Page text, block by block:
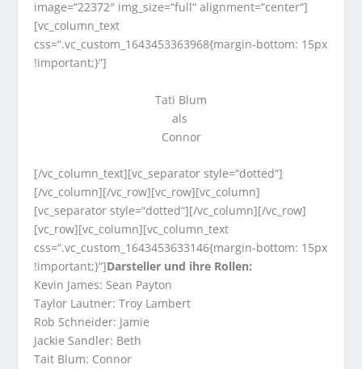
image=“22372″ img_size=“full“ alignment=“center“]
[vc_column_text
css=“.vc_custom_1643453363968{margin-bottom: 15px
!important;}“]
Tati Blum
als
Connor
[/vc_column_text][vc_separator style=“dotted“]
[/vc_column][/vc_row][vc_row][vc_column]
[vc_separator style=“dotted“][/vc_column][/vc_row]
[vc_row][vc_column][vc_column_text
css=“.vc_custom_1643453633146{margin-bottom: 15px
!important;}“]Darsteller und ihre Rollen:
Kevin James: Sean Payton
Taylor Lautner: Troy Lambert
Rob Schneider: Jamie
Jackie Sandler: Beth
Tait Blum: Connor